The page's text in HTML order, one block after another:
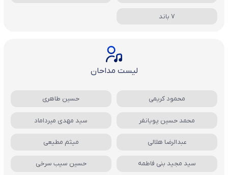
7 باند
لیست مداحان
محمود کریمی حسین طاهری
محمد حسین پویانفر سید مهدی میرداماد
عبدالرضا هلالی میثم مطیعی
سید مجید بنی فاطمه حسین سیب سرخی